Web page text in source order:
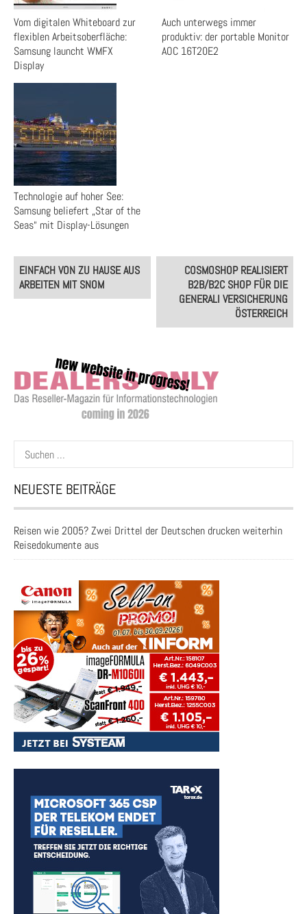
Vom digitalen Whiteboard zur
flexiblen Arbeitsoberfläche:
Samsung launcht WMFX
Display
Auch unterwegs immer
produktiv: der portable Monitor
AOC 16T20E2
Technologie auf hoher See:
Samsung beliefert „Star of the
Seas“ mit Display-Lösungen
Post
navigation
EINFACH VON ZU HAUSE AUS
ARBEITEN MIT SNOM
COSMOSHOP REALISIERT
B2B/B2C SHOP FÜR DIE
GENERALI VERSICHERUNG
ÖSTERREICH
Suchen
nach:
NEUESTE BEITRÄGE
Reisen wie 2005? Zwei Drittel der Deutschen drucken weiterhin
Reisedokumente aus